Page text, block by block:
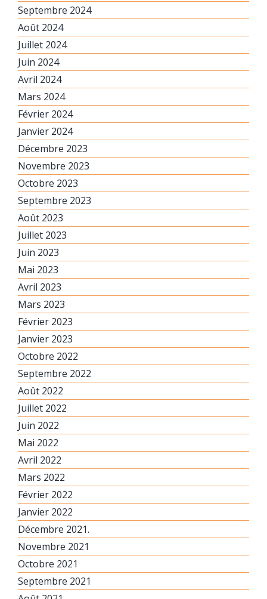
Septembre 2024
Août 2024
Juillet 2024
Juin 2024
Avril 2024
Mars 2024
Février 2024
Janvier 2024
Décembre 2023
Novembre 2023
Octobre 2023
Septembre 2023
Août 2023
Juillet 2023
Juin 2023
Mai 2023
Avril 2023
Mars 2023
Février 2023
Janvier 2023
Octobre 2022
Septembre 2022
Août 2022
Juillet 2022
Juin 2022
Mai 2022
Avril 2022
Mars 2022
Février 2022
Janvier 2022
Décembre 2021.
Novembre 2021
Octobre 2021
Septembre 2021